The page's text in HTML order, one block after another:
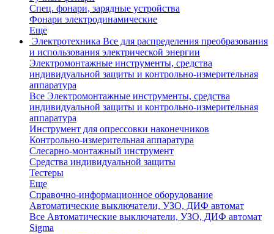
Спец. фонари, зарядные устройства
Фонари электродинамические
Еще
Электротехника Все для распределения преобразования
и использования электрической энергии
Электромонтажные инструменты, средства
индивидуальной защиты и контрольно-измерительная
аппаратура
Все Электромонтажные инструменты, средства
индивидуальной защиты и контрольно-измерительная
аппаратура
Инструмент для опрессовки наконечников
Контрольно-измерительная аппаратура
Слесарно-монтажный инструмент
Средства индивидуальной защиты
Тестеры
Еще
Справочно-информационное оборудование
Автоматические выключатели, УЗО, ДИФ автомат
Все Автоматические выключатели, УЗО, ДИФ автомат
Sigma